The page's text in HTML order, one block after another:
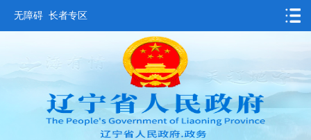
无障碍 长者专区
要闻动态
政务公开